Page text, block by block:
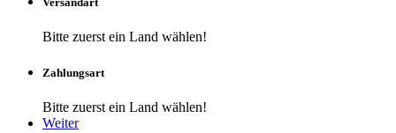
Bitte zuerst ein Land wählen!
Zahlungsart
Bitte zuerst ein Land wählen!
Weiter